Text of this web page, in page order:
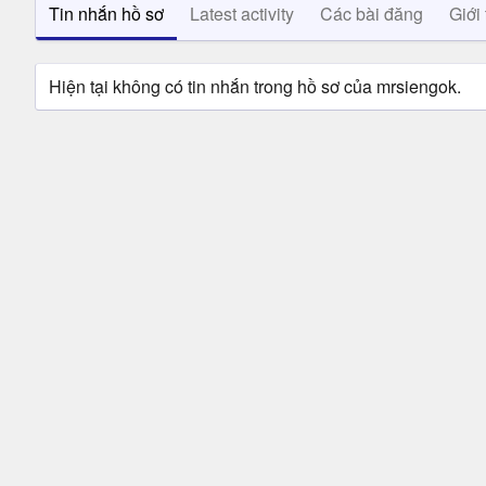
Tin nhắn hồ sơ Latest activity Các bài đăng Giới
Hiện tại không có tin nhắn trong hồ sơ của mrsiengok.